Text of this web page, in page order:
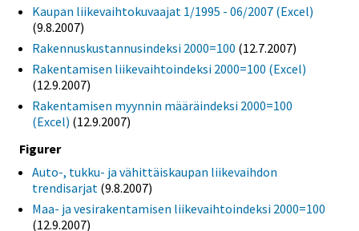
Kaupan liikevaihtokuvaajat 1/1995 - 06/2007 (Excel)
(9.8.2007)
Rakennuskustannusindeksi 2000=100 (12.7.2007)
Rakentamisen liikevaihtoindeksi 2000=100 (Excel)
(12.9.2007)
Rakentamisen myynnin määräindeksi 2000=100
(Excel) (12.9.2007)
Figurer
Auto-, tukku- ja vähittäiskaupan liikevaihdon
trendisarjat (9.8.2007)
Maa- ja vesirakentamisen liikevaihtoindeksi 2000=100
(12.9.2007)